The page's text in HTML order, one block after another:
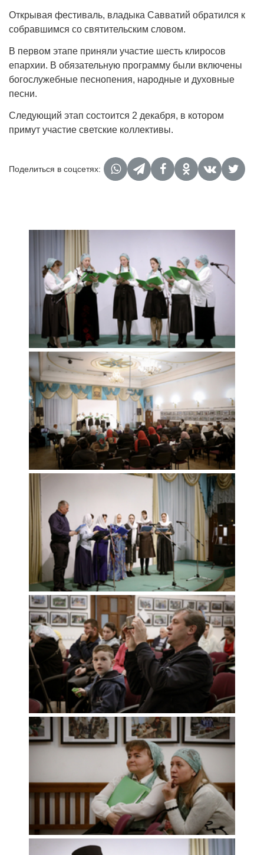
Открывая фестиваль, владыка Савватий обратился к
собравшимся со святительским словом.
В первом этапе приняли участие шесть клиросов
епархии. В обязательную программу были включены
богослужебные песнопения, народные и духовные
песни.
Следующий этап состоится 2 декабря, в котором
примут участие светские коллективы.
Поделиться в соцсетях: